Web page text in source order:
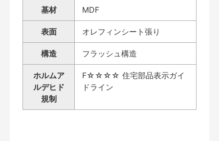
基材 MDF
表面 オレフィンシート張り
構造 フラッシュ構造
ホルムア
ルデヒド
規制
F☆☆☆☆ 住宅部品表示ガイ
ドライン